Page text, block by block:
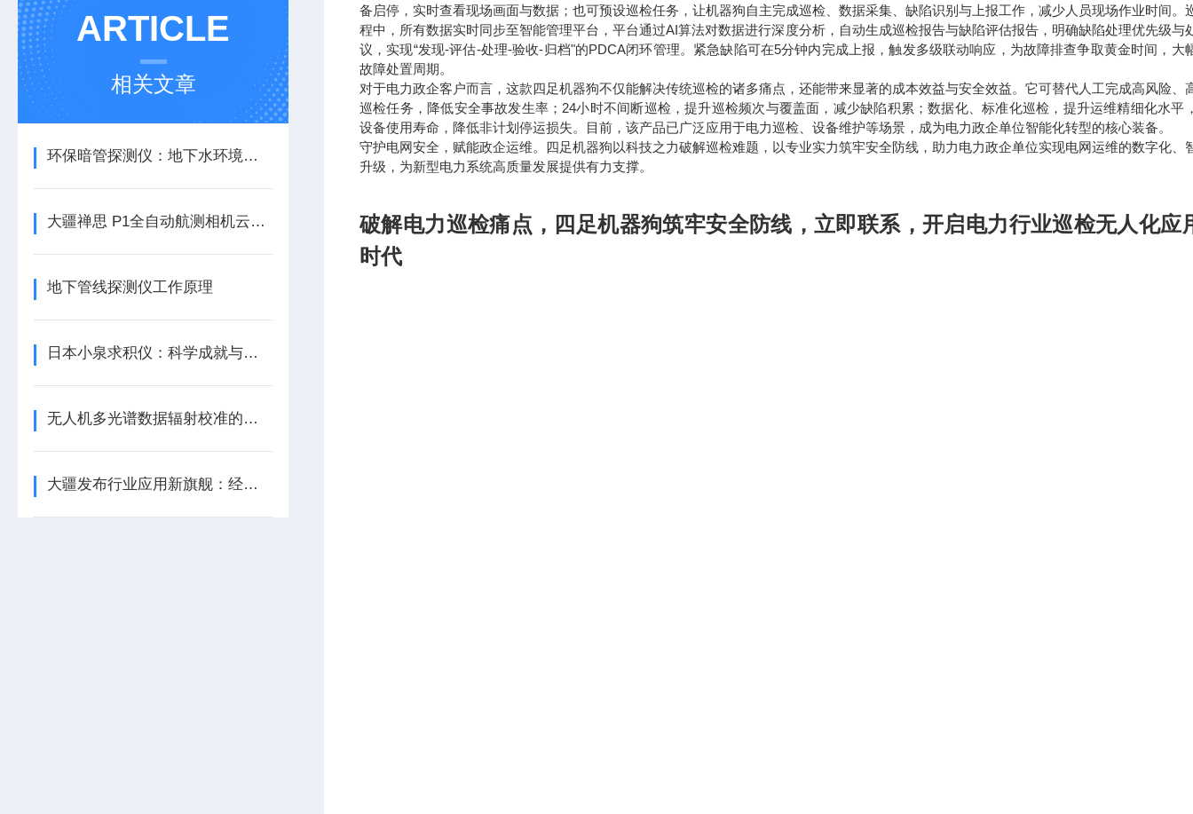
ARTICLE
相关文章
环保暗管探测仪：地下水环境的守护者
大疆禅思 P1全自动航测相机云台简介
地下管线探测仪工作原理
日本小泉求积仪：科学成就与技术创新
无人机多光谱数据辐射校准的重要性
大疆发布行业应用新旗舰：经纬 M300 RTK 及禅思 H20 系列
备启停，实时查看现场画面与数据；也可预设巡检任务，让机器狗自主完成巡检、数据采集、缺陷识别与上报工作，减少人员现场作业时间。
程中，所有数据实时同步至智能管理平台，平台通过AI算法对数据进行深度分析，自动生成巡检报告与缺陷评估报告，明确缺陷处理优先级与
议，实现“发现-评估-处理-验收-归档"的PDCA闭环管理。紧急缺陷可在5分钟内完成上报，触发多级联动响应，为故障排查争取黄金时间，大
故障处置周期。
对于电力政企客户而言，这款四足机器狗不仅能解决传统巡检的诸多痛点，还能带来显著的成本效益与安全效益。它可替代人工完成高风险、
巡检任务，降低安全事故发生率；24小时不间断巡检，提升巡检频次与覆盖面，减少缺陷积累；数据化、标准化巡检，提升运维精细化水平
设备使用寿命，降低非计划停运损失。目前，该产品已广泛应用于电力巡检、设备维护等场景，成为电力政企单位智能化转型的核心装备。
守护电网安全，赋能政企运维。四足机器狗以科技之力破解巡检难题，以专业实力筑牢安全防线，助力电力政企单位实现电网运维的数字化、
升级，为新型电力系统高质量发展提供有力支撑。
破解电力巡检痛点，四足机器狗筑牢安全防线，立即联系，开启电力行业巡检无人化应
时代